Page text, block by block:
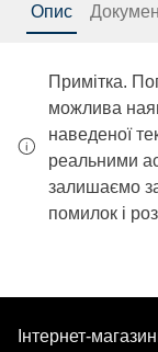
Опис
Примітка.
можлива
наведеної
реальними
залишаємо
помилок і
Інтернет-